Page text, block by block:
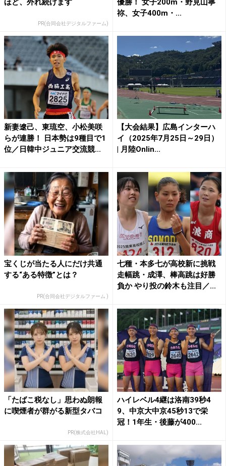
PR(合同会社デジタルファーム)
祢、女子400m・...
新妻遼己、東琉空、小松美咲
らが連勝！ 日本勢は9種目で1
位／日韓中ジュニア交流競...
【大会結果】広島インターハ
イ（2025年7月25日～29日）
| 月陸Onlin...
宝くじが当たる人にだけ共通
する“ある特徴”とは？
PR(合同会社デジタルファーム )
七種・本多七が高校新に挑戦
走幅跳・成澤、棒高跳は好勝
負か やり投の鈴木も注目／...
「たばこ税なし」思わぬ朗報
に喫煙者が群がる新型タバコ
PR(株式会社HAL)
ハイレベル4継は洛南39秒4
9、中京大中京45秒13で栄
冠！1年生・後藤が400...